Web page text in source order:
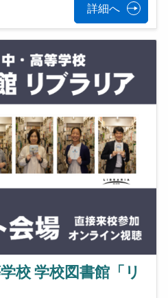
詳細へ
校 学校図書館「リ